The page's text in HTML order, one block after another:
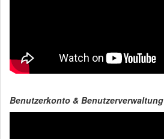
Benutzerkonto & Benutzerverwaltung